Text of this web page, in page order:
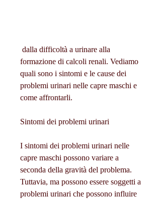
formazione di calcoli renali. Vediamo
quali sono i sintomi e le cause dei
problemi urinari nelle capre maschi e
come affrontarli.
Sintomi dei problemi urinari
I sintomi dei problemi urinari nelle
capre maschi possono variare a
seconda della gravità del problema.
Tuttavia, ma possono essere soggetti a
problemi urinari che possono influire